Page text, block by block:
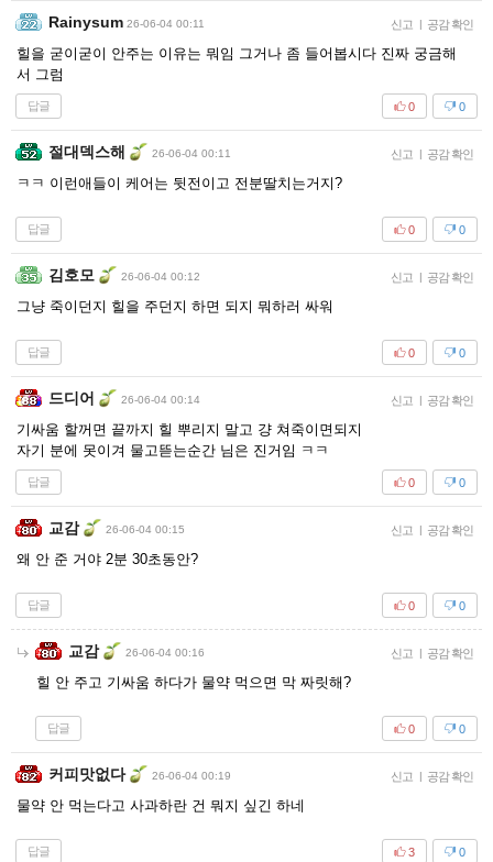
Rainysum 26-06-04 00:11 신고 | 공감 확인
힐을 굳이굳이 안주는 이유는 뭐임 그거나 좀 들어봅시다 진짜 궁금해
서 그럼
답글 0
0
절대덱스해 26-06-04 00:11 신고 | 공감 확인
ㅋㅋ 이런애들이 케어는 뒷전이고 전분딸치는거지?
답글 0
0
김호모 26-06-04 00:12 신고 | 공감 확인
그냥 죽이던지 힐을 주던지 하면 되지 뭐하러 싸워
답글 0
0
드디어 26-06-04 00:14 신고 | 공감 확인
기싸움 할꺼면 끝까지 힐 뿌리지 말고 걍 쳐죽이면되지
자기 분에 못이겨 물고뜯는순간 님은 진거임 ㅋㅋ
답글 0
0
교감 26-06-04 00:15 신고 | 공감 확인
왜 안 준 거야 2분 30초동안?
답글 0
0
교감 26-06-04 00:16 신고 | 공감 확인
힐 안 주고 기싸움 하다가 물약 먹으면 막 짜릿해?
답글 0
0
커피맛없다 26-06-04 00:19 신고 | 공감 확인
물약 안 먹는다고 사과하란 건 뭐지 싶긴 하네
답글 0
3